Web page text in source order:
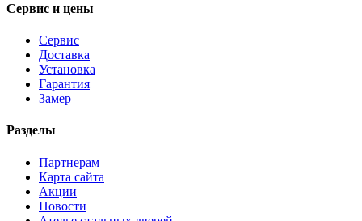
Сервис и цены
Сервис
Доставка
Установка
Гарантия
Замер
Разделы
Партнерам
Карта сайта
Акции
Новости